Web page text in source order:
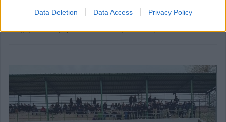
Data Deletion Data Access Privacy Policy
Καρδίτσα
Εκπαιδευτικά Νέα
Κατηγορία Ποδόσφαιρο Γυναικών 4 Απριλίου 2024, 13:26